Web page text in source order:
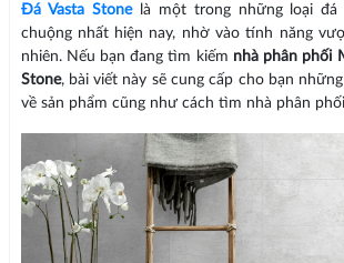
Đá Vasta Stone
là một trong những loại
chuộng nhất hiện nay, nhờ vào tính năng
nhiên. Nếu bạn đang tìm kiếm nhà phân phối
Stone, bài viết này sẽ cung cấp cho bạn
về sản phẩm cũng như cách tìm nhà phân